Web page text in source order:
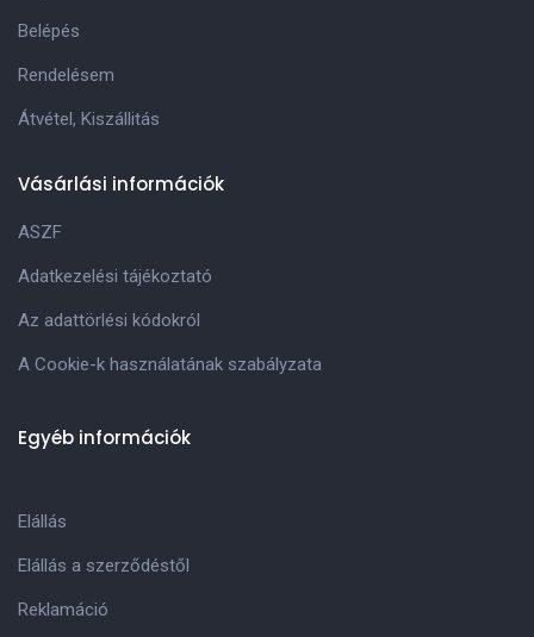
Belépés
Rendelésem
Átvétel, Kiszállitás
Vásárlási információk
ASZF
Adatkezelési tájékoztató
Az adattörlési kódokról
A Cookie-k használatának szabályzata
Egyéb információk
Elállás
Elállás a szerződéstől
Reklamáció